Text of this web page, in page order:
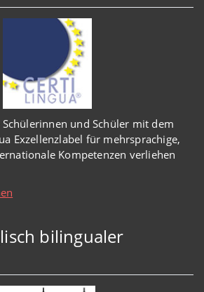
und Schüler mit dem
Exzellenzlabel für mehrsprachige,
Kompetenzen verliehen
bilingualer